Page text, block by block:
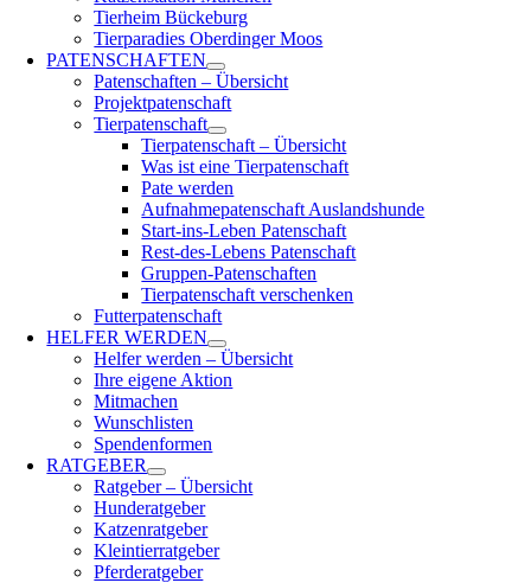
Tierheim Bückeburg
Tierparadies Oberdinger Moos
PATENSCHAFTEN
Patenschaften – Übersicht
Projektpatenschaft
Tierpatenschaft
Tierpatenschaft – Übersicht
Was ist eine Tierpatenschaft
Pate werden
Aufnahmepatenschaft Auslandshunde
Start-ins-Leben Patenschaft
Rest-des-Lebens Patenschaft
Gruppen-Patenschaften
Tierpatenschaft verschenken
Futterpatenschaft
HELFER WERDEN
Helfer werden – Übersicht
Ihre eigene Aktion
Mitmachen
Wunschlisten
Spendenformen
RATGEBER
Ratgeber – Übersicht
Hunderatgeber
Katzenratgeber
Kleintierratgeber
Pferderatgeber